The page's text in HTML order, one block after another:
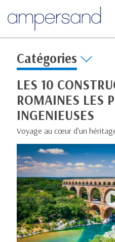
Catégories
LES 10
ROMAINES LES
INGENIEUSES
Voyage au cœur d'un